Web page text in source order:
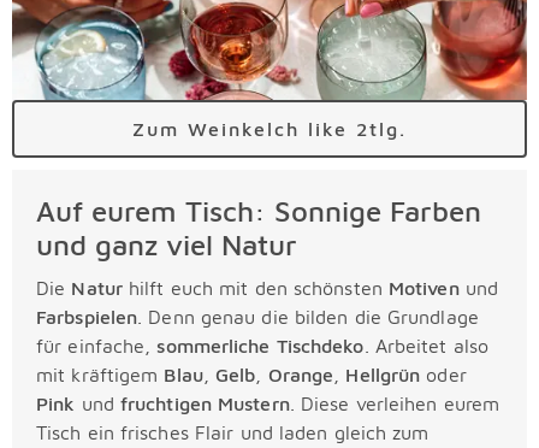
Zum Weinkelch like 2tlg.
Auf eurem Tisch: Sonnige Farben
und ganz viel Natur
Die Natur hilft euch mit den schönsten Motiven und
Farbspielen . Denn genau die bilden die Grundlage
für einfache,sommerliche Tischdeko . Arbeitet also
mit kräftigem Blau, Gelb Orange Hellgrün oder
Pink und fruchtigen Mustern. Diese verleihen eurem
Tisch ein frisches Flair und laden gleich zum